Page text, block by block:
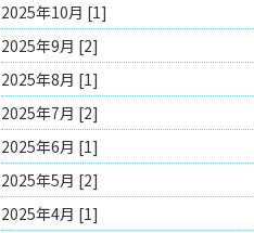
2025年10月 [1]
2025年9月 [2]
2025年8月 [1]
2025年7月 [2]
2025年6月 [1]
2025年5月 [2]
2025年4月 [1]